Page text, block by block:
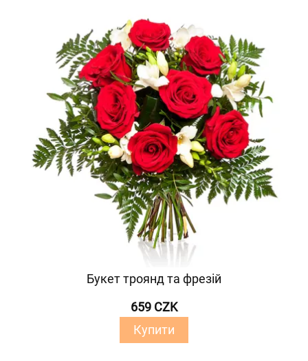
Букет троянд та фрезій
659 CZK
Купити